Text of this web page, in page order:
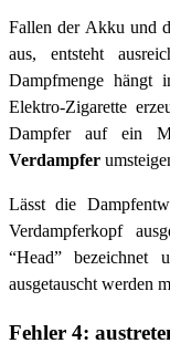
Fallen der Akku und
aus, entsteht
Dampfmenge hängt
Elektro-Zigarette
Dampfer auf ein
Verdampfer
Lässt die
Verdampferkopf
“Head” bezeichnet
ausgetauscht werden
Fehler 4: